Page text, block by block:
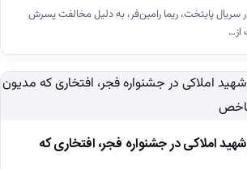
پایتخت، ریما رامین‌فر، به دلیل مخالفت پسرش
املاکی در جشنواره فجر، افتخاری که